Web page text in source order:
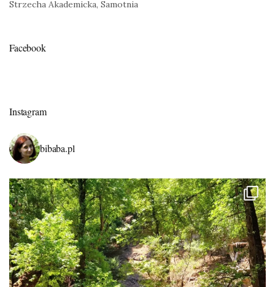
Strzecha Akademicka, Samotnia
Facebook
Instagram
bibaba.pl